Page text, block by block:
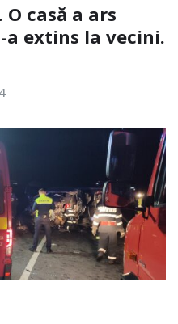
casă a ars
extins la vecini.